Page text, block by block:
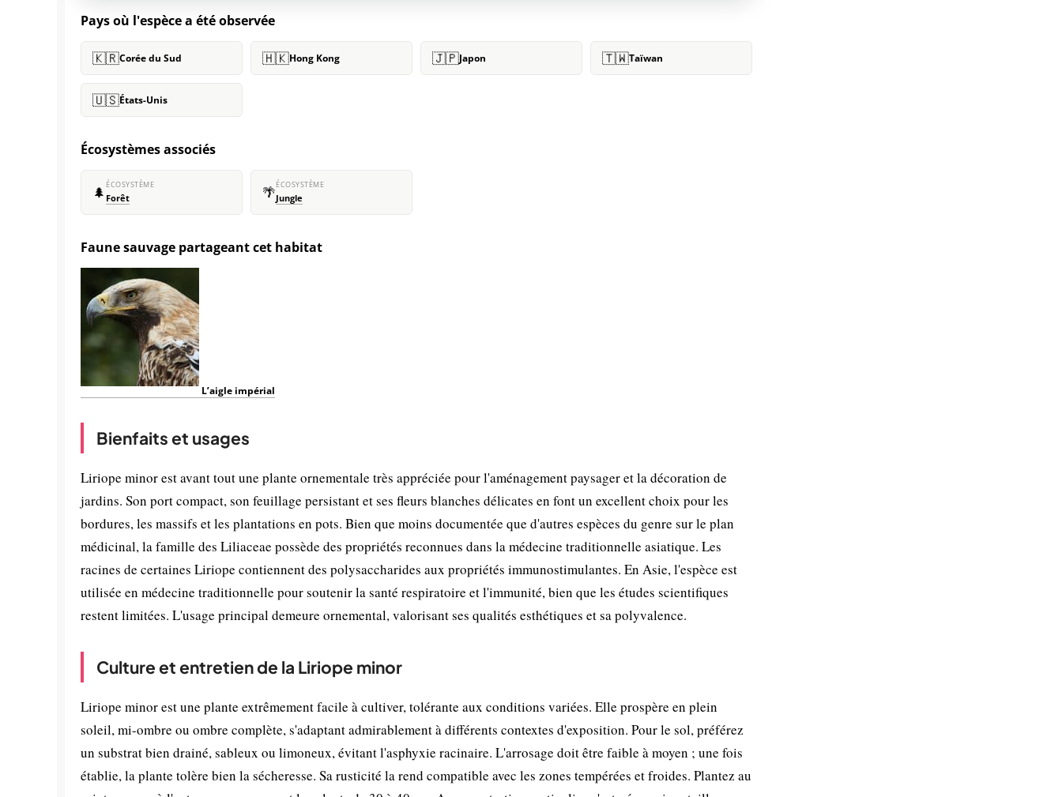
Pays où l'espèce a été observée
🇰🇷Corée du Sud 🇭🇰Hong Kong 🇯🇵Japon 🇹🇼Taïwan
🇺🇸États-Unis
Écosystèmes associés
🌲 ÉCOSYSTÈME
Forêt 🌴ÉCOSYSTÈME
Jungle
Faune sauvage partageant cet habitat
L’aigle impérial
Bienfaits et usages
Liriope minor est avant tout une plante ornementale très appréciée pour l'aménagement paysager et la décoration de
jardins. Son port compact, son feuillage persistant et ses fleurs blanches délicates en font un excellent choix pour les
bordures, les massifs et les plantations en pots. Bien que moins documentée que d'autres espèces du genre sur le plan
médicinal, la famille des Liliaceae possède des propriétés reconnues dans la médecine traditionnelle asiatique. Les
racines de certaines Liriope contiennent des polysaccharides aux propriétés immunostimulantes. En Asie, l'espèce est
utilisée en médecine traditionnelle pour soutenir la santé respiratoire et l'immunité, bien que les études scientifiques
restent limitées. L'usage principal demeure ornemental, valorisant ses qualités esthétiques et sa polyvalence.
Culture et entretien de la Liriope minor
Liriope minor est une plante extrêmement facile à cultiver, tolérante aux conditions variées. Elle prospère en plein
soleil, mi-ombre ou ombre complète, s'adaptant admirablement à différents contextes d'exposition. Pour le sol, préférez
un substrat bien drainé, sableux ou limoneux, évitant l'asphyxie racinaire. L'arrosage doit être faible à moyen ; une fois
établie, la plante tolère bien la sécheresse. Sa rusticité la rend compatible avec les zones tempérées et froides. Plantez au